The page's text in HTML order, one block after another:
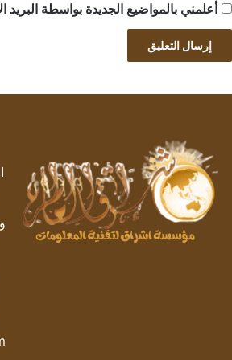
أعلمني بالمواضيع الجديدة بواسطة البريد